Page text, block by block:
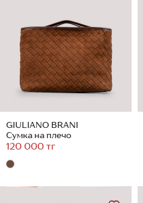
GIULIANO BRANI
Сумка на плечо
120 000 тг